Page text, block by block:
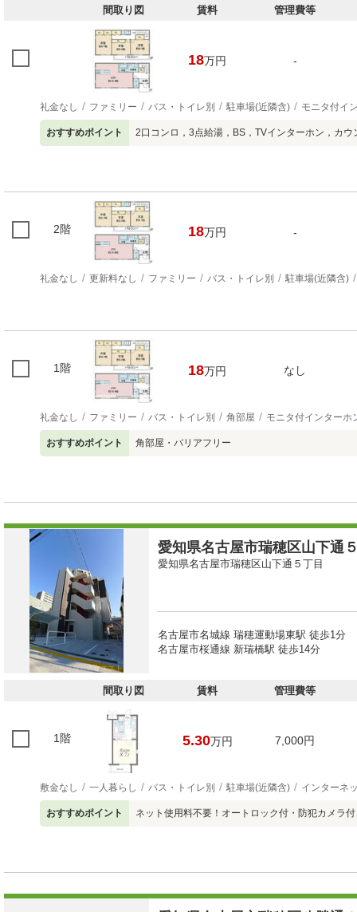
間取り図 賃料 管理費等
18万円 -
礼金なし ファミリー バス・トイレ別 駐車場(近隣含) モニタ付イ
おすすめポイント 2口コンロ，3点給湯，BS，TVインターホン，カ
2階 18万円 -
礼金なし 更新料なし ファミリー バス・トイレ別 駐車場(近隣含)
1階 18万円 なし
礼金なし ファミリー バス・トイレ別 角部屋 モニタ付インターホ
おすすめポイント 角部屋・バリアフリー
愛知県名古屋市瑞穂区山下通
愛知県名古屋市瑞穂区山下通５丁目
名古屋市名城線 瑞穂運動場東駅 徒歩1分
名古屋市桜通線 新瑞橋駅 徒歩14分
間取り図 賃料 管理費等
1階 5.30万円 7,000円
敷金なし 一人暮らし バス・トイレ別 駐車場(近隣含) インターネ
おすすめポイント ネット使用料不要！オートロック付・防犯カメラ